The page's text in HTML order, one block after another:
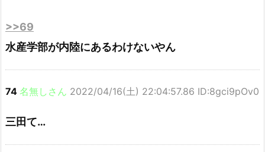
>>69
水産学部が内陸にあるわけないやん
74 名無しさん 2022/04/16(土) 22:04:57.86 ID:8gci9pOv0
三田て…